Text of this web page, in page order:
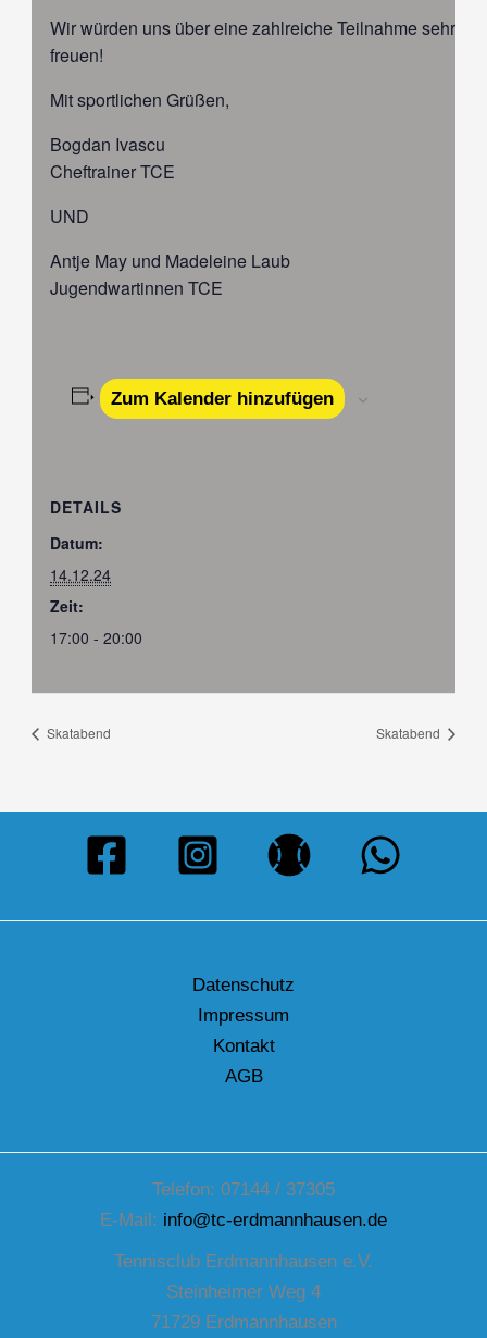
Wir würden uns über eine zahlreiche Teilnahme sehr
freuen!
Mit sportlichen Grüßen,
Bogdan Ivascu
Cheftrainer TCE
UND
Antje May und Madeleine Laub
Jugendwartinnen TCE
Zum Kalender hinzufügen
DETAILS
Datum:
14.12.24
Zeit:
17:00 - 20:00
Skatabend Skatabend
Datenschutz
Impressum
Kontakt
AGB
Telefon: 07144 / 37305
E-Mail: info@tc-erdmannhausen.de
Tennisclub Erdmannhausen e.V.
Steinheimer Weg 4
71729 Erdmannhausen